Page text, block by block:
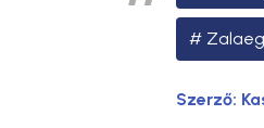
Szerző: